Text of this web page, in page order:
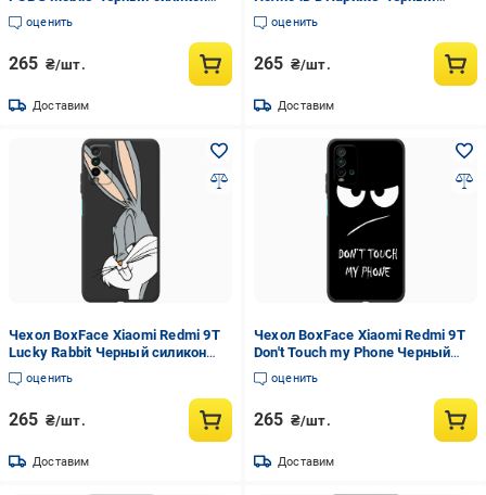
(41685-up2309-42106)
оценить
265 ₴/шт.
Доставим
силикон (41685-up964-42106)
оценить
265 ₴/шт.
Доставим
Чехол BoxFace Xiaomi Redmi 9T
Lucky Rabbit Черный силикон
(41685-bk81-42106)
оценить
265 ₴/шт.
Доставим
Чехол BoxFace Xiaomi Redmi 9T
Don't Touch my Phone Черный
силикон (41685-up535-42106)
оценить
265 ₴/шт.
Доставим